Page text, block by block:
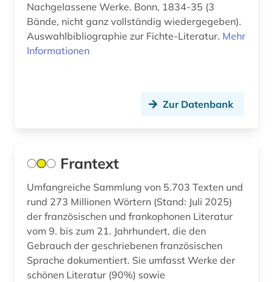
american anthropological association (1)
american indian movement (1)
amerikanische sprachen (1)
amerikanisches englisch (1)
amerikanistik (4)
ami (1)
Nachgelassene Werke. Bonn, 1834-35 (3
Bände, nicht ganz vollständig wiedergegeben).
Auswahlbibliographie zur Fichte-Literatur. Mehr
Informationen
Zur Datenbank
Frantext
Umfangreiche Sammlung von 5.703 Texten und
rund 273 Millionen Wörtern (Stand: Juli 2025)
der französischen und frankophonen Literatur
vom 9. bis zum 21. Jahrhundert, die den
Gebrauch der geschriebenen französischen
Sprache dokumentiert. Sie umfasst Werke der
schönen Literatur (90%) sowie